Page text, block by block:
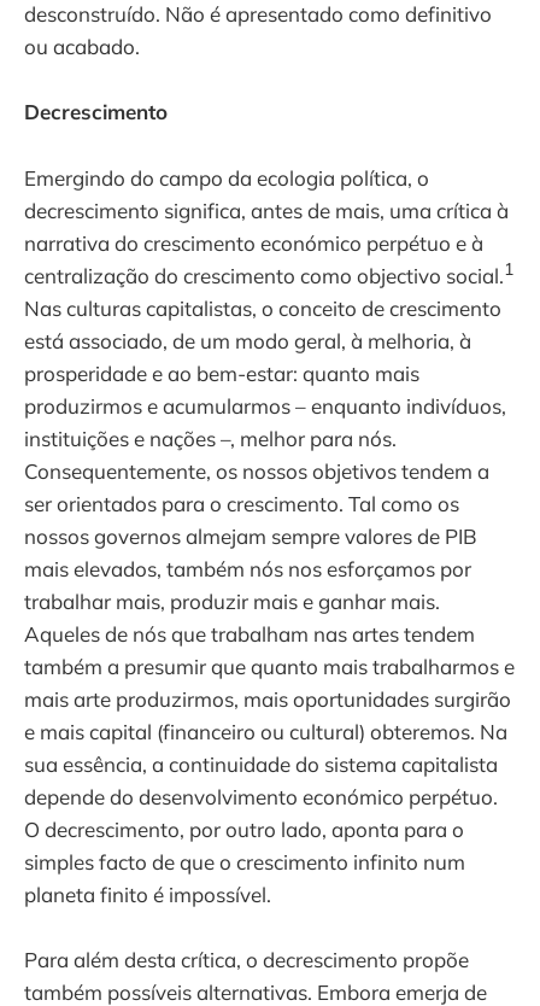
desconstruído. Não é apresentado como definitivo
ou acabado.
Decrescimento
Emergindo do campo da ecologia política, o
decrescimento significa, antes de mais, uma crítica à
narrativa do crescimento económico perpétuo e à
centralização do crescimento como objectivo social.1
Nas culturas capitalistas, o conceito de crescimento
está associado, de um modo geral, à melhoria, à
prosperidade e ao bem-estar: quanto mais
produzirmos e acumularmos – enquanto indivíduos,
instituições e nações –, melhor para nós.
Consequentemente, os nossos objetivos tendem a
ser orientados para o crescimento. Tal como os
nossos governos almejam sempre valores de PIB
mais elevados, também nós nos esforçamos por
trabalhar mais, produzir mais e ganhar mais.
Aqueles de nós que trabalham nas artes tendem
também a presumir que quanto mais trabalharmos e
mais arte produzirmos, mais oportunidades surgirão
e mais capital (financeiro ou cultural) obteremos. Na
sua essência, a continuidade do sistema capitalista
depende do desenvolvimento económico perpétuo.
O decrescimento, por outro lado, aponta para o
simples facto de que o crescimento infinito num
planeta finito é impossível.
Para além desta crítica, o decrescimento propõe
também possíveis alternativas. Embora emerja de